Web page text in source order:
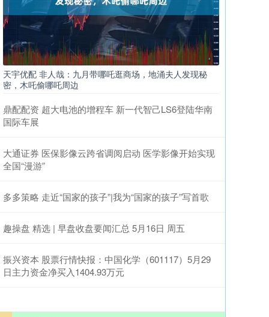
天宇优配 非人哉：九月带哪吒逛商场，地涌夫人发现秘
密，木吒偷哪吒周边
鼎配配资 超大电池的增程车 新一代智己LS6登陆华南
国际车展
大通证券 医保影像云跨省调阅启动 医学影像开始实现
全国“漫游”
多多策略 走近“国家的孩子”|我为“国家的孩子”写首歌
趣操盘 精选 | 早盘收盘要闻汇总 5月16日 周五
振兴资本 股票行情快报：中国化学（601117）5月29
日主力资金净买入1404.93万元